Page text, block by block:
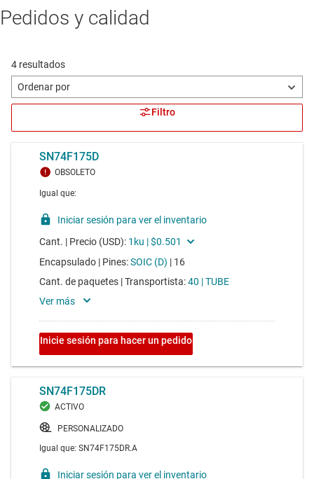
Pedidos y calidad